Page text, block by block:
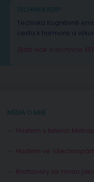
TECHNIKA KERP
Technika Kognitivně
cesta k harmonii a
Zjistit více o technice
MÉDIA O MNĚ
Hostem v televizi
Hostem ve
Rozhovory se mnou